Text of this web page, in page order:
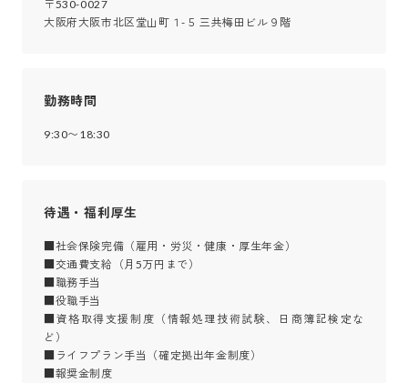
〒530-0027
大阪府大阪市北区堂山町１-５ 三共梅田ビル９階
勤務時間
9:30〜18:30
待遇・福利厚生
■社会保険完備（雇用・労災・健康・厚生年金）
■交通費支給（月5万円まで）
■職務手当
■役職手当
■資格取得支援制度（情報処理技術試験、日商簿記検定な
ど）
■ライフプラン手当（確定拠出年金制度）
■報奨金制度